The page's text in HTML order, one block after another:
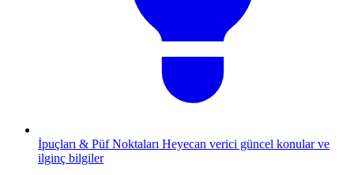
İpuçları & Püf Noktaları Heyecan verici güncel konular ve
ilginç bilgiler